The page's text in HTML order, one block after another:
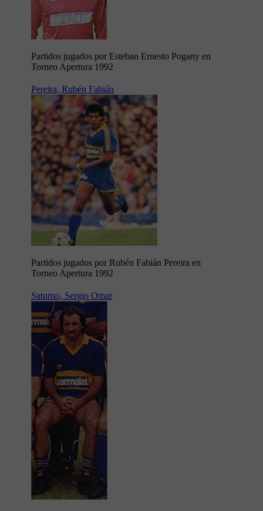
Partidos jugados por Esteban Ernesto Pogany en
Torneo Apertura 1992
Pereira, Rubén Fabián
Partidos jugados por Rubén Fabián Pereira en
Torneo Apertura 1992
Saturno, Sergio Omar